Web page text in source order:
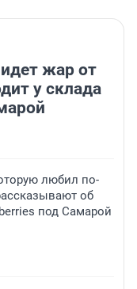
жар от
у склада
любил по-
об
под Самарой